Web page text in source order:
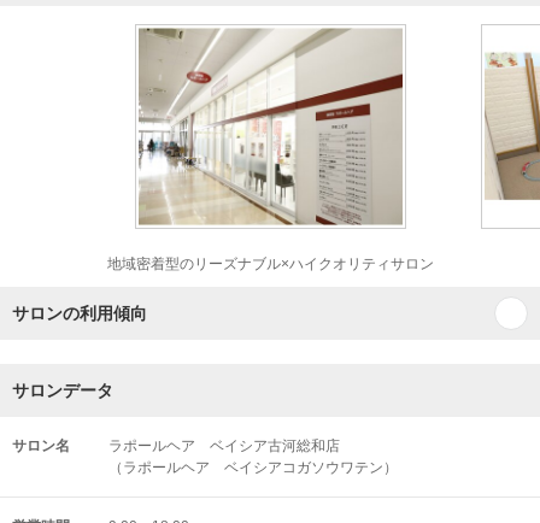
地域密着型のリーズナブル×ハイクオリティサロン
サロンの利用傾向
サロンデータ
サロン名
ラポールヘア ベイシア古河総和店
（ラポールヘア ベイシアコガソウワテン）